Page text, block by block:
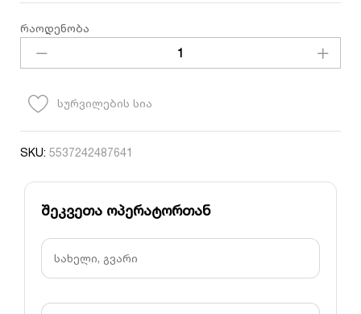
რაოდენობა
Parisian
ლურჯი
რაოდენობა
სურვილების სია
SKU: 5537242487641
შეკვეთა ოპერატორთან